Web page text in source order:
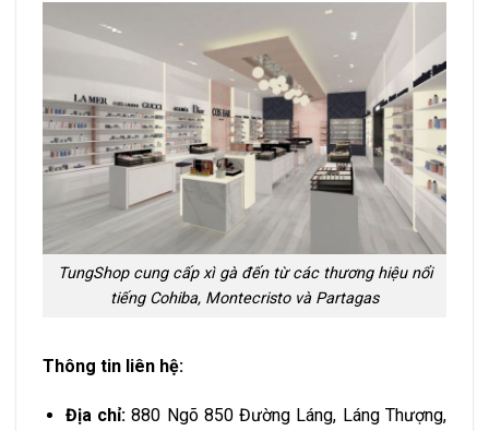
TungShop cung cấp xì gà đến từ các thương hiệu nổi
tiếng Cohiba, Montecristo và Partagas
Thông tin liên hệ:
Địa chỉ: 880 Ngõ 850 Đường Láng, Láng Thượng,